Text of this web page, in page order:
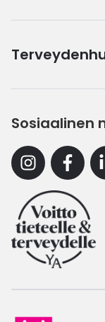
Sosiaalinen
Instagram